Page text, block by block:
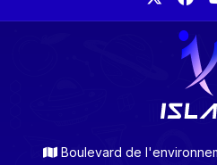
Boulevard de